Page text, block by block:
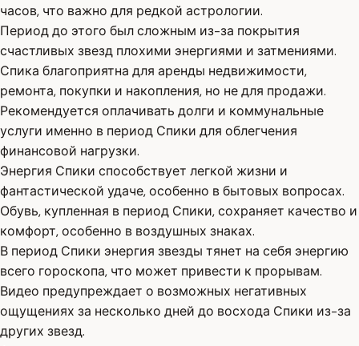
часов, что важно для редкой астрологии.
Период до этого был сложным из-за покрытия
счастливых звезд плохими энергиями и затмениями.
Спика благоприятна для аренды недвижимости,
ремонта, покупки и накопления, но не для продажи.
Рекомендуется оплачивать долги и коммунальные
услуги именно в период Спики для облегчения
финансовой нагрузки.
Энергия Спики способствует легкой жизни и
фантастической удаче, особенно в бытовых вопросах.
Обувь, купленная в период Спики, сохраняет качество и
комфорт, особенно в воздушных знаках.
В период Спики энергия звезды тянет на себя энергию
всего гороскопа, что может привести к прорывам.
Видео предупреждает о возможных негативных
ощущениях за несколько дней до восхода Спики из-за
других звезд.